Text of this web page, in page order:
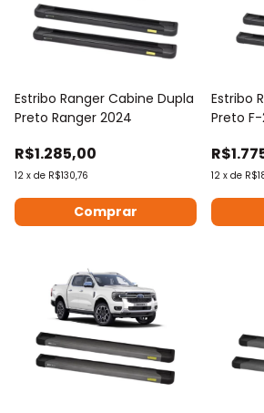
Estribo Ranger Cabine Dupla
Preto Ranger 2024
R$1.285,00
12 x de R$130,76
Estribo
Preto F-
12 x de